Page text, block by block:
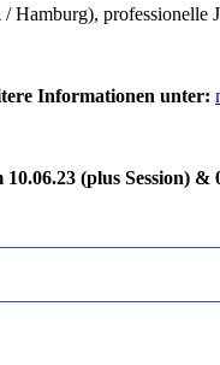
Hamburg), professionelle
Informationen unter:
(plus Session) &